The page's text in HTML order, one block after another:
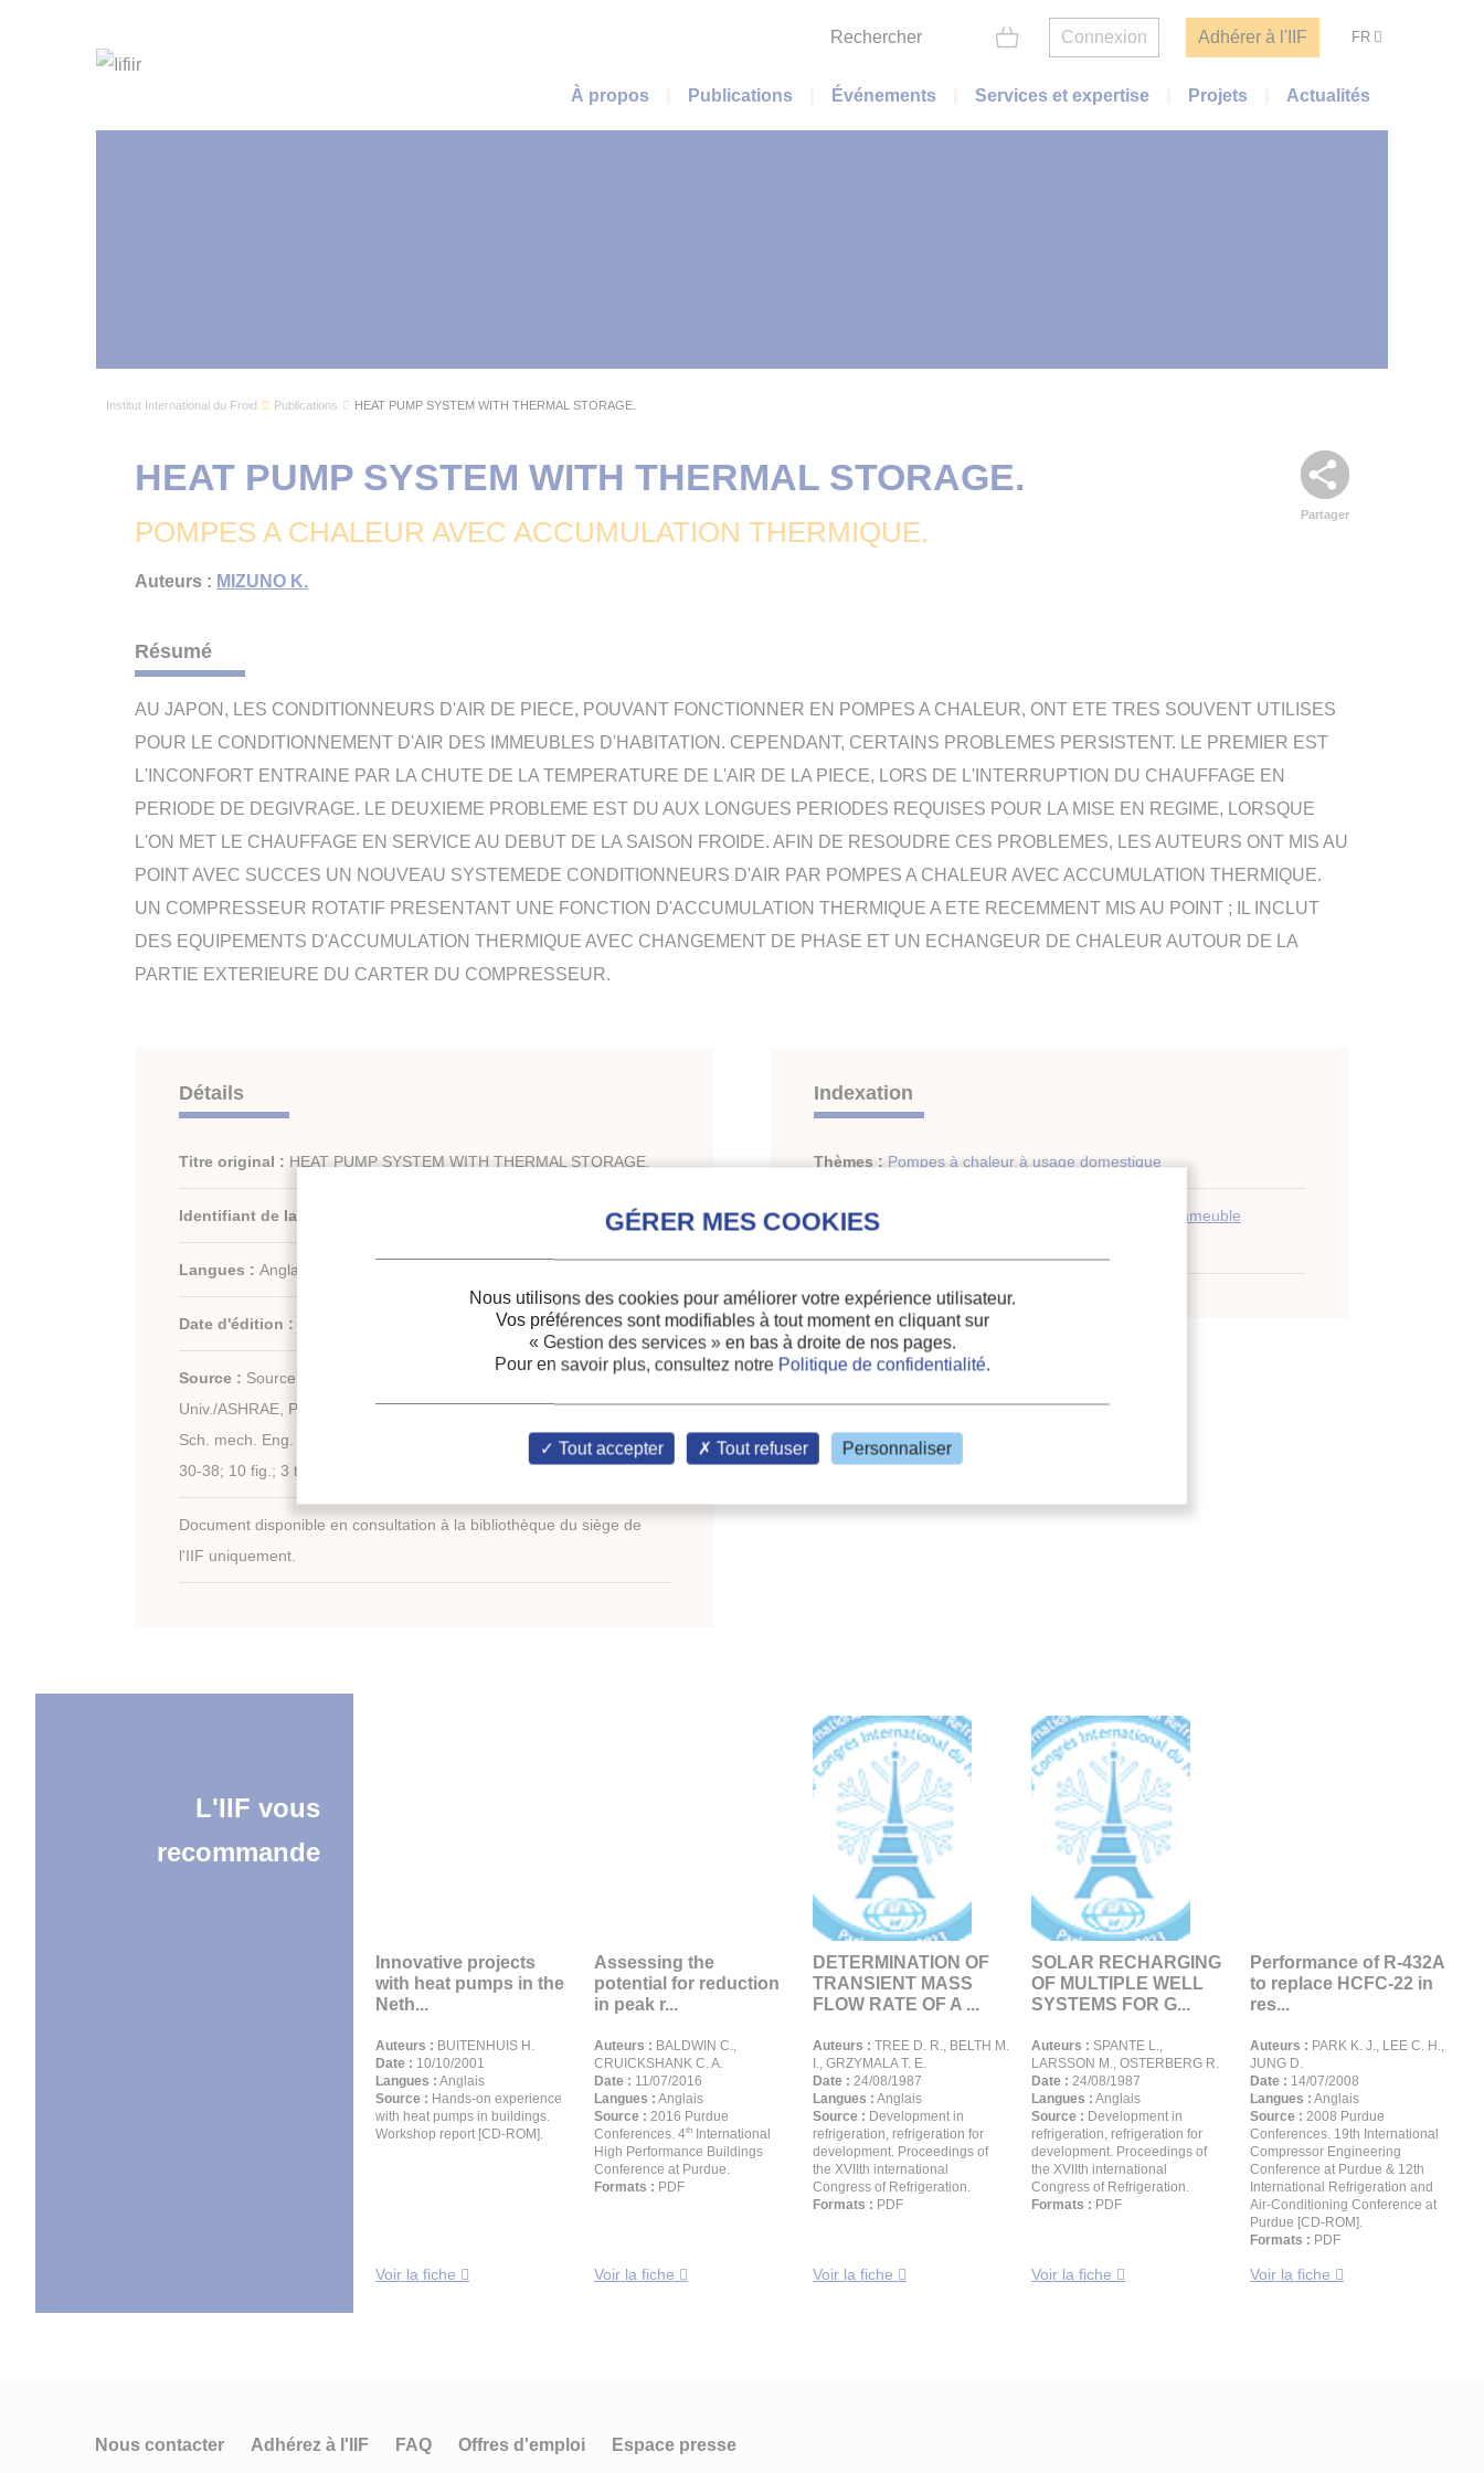
Rechercher Connexion Adhérer à l'IIF FR
Menu principal
À propos Publications Événements Services et expertise Projets Actualités
Institut International du Froid Publications HEAT PUMP SYSTEM WITH THERMAL STORAGE.
Partager
POMPES A CHALEUR AVEC ACCUMULATION THERMIQUE.
HEAT PUMP SYSTEM WITH THERMAL STORAGE.
Auteurs : MIZUNO K.
Résumé
AU JAPON, LES CONDITIONNEURS D'AIR DE PIECE, POUVANT FONCTIONNER EN POMPES A CHALEUR, ONT ETE TRES SOUVENT UTILISES
POUR LE CONDITIONNEMENT D'AIR DES IMMEUBLES D'HABITATION. CEPENDANT, CERTAINS PROBLEMES PERSISTENT. LE PREMIER EST
L'INCONFORT ENTRAINE PAR LA CHUTE DE LA TEMPERATURE DE L'AIR DE LA PIECE, LORS DE L'INTERRUPTION DU CHAUFFAGE EN
PERIODE DE DEGIVRAGE. LE DEUXIEME PROBLEME EST DU AUX LONGUES PERIODES REQUISES POUR LA MISE EN REGIME, LORSQUE
L'ON MET LE CHAUFFAGE EN SERVICE AU DEBUT DE LA SAISON FROIDE. AFIN DE RESOUDRE CES PROBLEMES, LES AUTEURS ONT MIS AU
POINT AVEC SUCCES UN NOUVEAU SYSTEMEDE CONDITIONNEURS D'AIR PAR POMPES A CHALEUR AVEC ACCUMULATION THERMIQUE.
UN COMPRESSEUR ROTATIF PRESENTANT UNE FONCTION D'ACCUMULATION THERMIQUE A ETE RECEMMENT MIS AU POINT ; IL INCLUT
DES EQUIPEMENTS D'ACCUMULATION THERMIQUE AVEC CHANGEMENT DE PHASE ET UN ECHANGEUR DE CHALEUR AUTOUR DE LA
PARTIE EXTERIEURE DU CARTER DU COMPRESSEUR.
Détails
Titre original : HEAT PUMP SYSTEM WITH THERMAL STORAGE.
Identifiant de la fiche :
Langues : Anglais
Date d'édition :
Source : Source : USNC-IIR/Proc. 1990 Refrig. Conf., Purdue
Univ./ASHRAE, Purdue CFC Conf./Purdue Univ., Ray W. Herrick Lab.,
Sch. mech. Eng.
30-38; 10 fig.; 3 tabl.; 2 ref.
Document disponible en consultation à la bibliothèque du siège de
l'IIF uniquement.
Indexation
Thèmes : Pompes à chaleur à usage domestique
Mots-clés :
Immeuble
L'IIF vous
recommande
Innovative projects
with heat pumps in the
Neth...
Auteurs : BUITENHUIS H.
Date : 10/10/2001
Langues : Anglais
Source : Hands-on experience
with heat pumps in buildings.
Workshop report [CD-ROM].
Voir la fiche
Assessing the
potential for reduction
in peak r...
Auteurs : BALDWIN C.,
CRUICKSHANK C. A.
Date : 11/07/2016
Langues : Anglais
Source : 2016 Purdue
Conferences. 4th
International
High Performance Buildings
Conference at Purdue.
Formats : PDF
Voir la fiche
DETERMINATION OF
TRANSIENT MASS
FLOW RATE OF A ...
Auteurs : TREE D. R., BELTH M.
I., GRZYMALA T. E.
Date : 24/08/1987
Langues : Anglais
Source : Development in
refrigeration, refrigeration for
development. Proceedings of
the XVIIth international
Congress of Refrigeration.
Formats : PDF
Voir la fiche
SOLAR RECHARGING
OF MULTIPLE WELL
SYSTEMS FOR G...
Auteurs : SPANTE L.,
LARSSON M., OSTERBERG R.
Date : 24/08/1987
Langues : Anglais
Source : Development in
refrigeration, refrigeration for
development. Proceedings of
the XVIIth international
Congress of Refrigeration.
Formats : PDF
Voir la fiche
Performance of R-432A
to replace HCFC-22 in
res...
Auteurs : PARK K. J., LEE C. H.,
JUNG D.
Date : 14/07/2008
Langues : Anglais
Source : 2008 Purdue
Conferences. 19th International
Compressor Engineering
Conference at Purdue & 12th
International Refrigeration and
Air-Conditioning Conference at
Purdue [CD-ROM].
Formats : PDF
Voir la fiche
Nous contacter Adhérez à l'IIF FAQ Offres d'emploi Espace presse
Nous utilisons des cookies pour améliorer votre expérience utilisateur.
Vos préférences sont modifiables à tout moment en cliquant sur
« Gestion des services » en bas à droite de nos pages.
Pour en savoir plus, consultez notre Politique de confidentialité.
Tout accepter Tout refuser Personnaliser